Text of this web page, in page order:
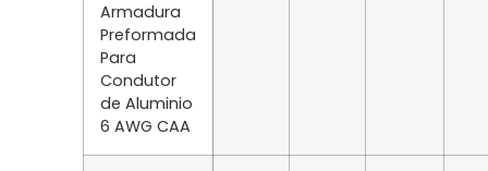
Armadura
Preformada
Para
Condutor
de Aluminio
6 AWG CAA